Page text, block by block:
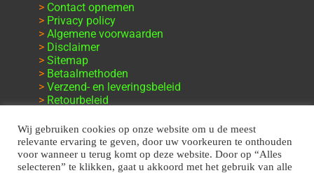
> Contact opnemen
> Privacy policy
> Algemene voorwaarden
> Disclaimer
> Sitemap
> Betaalmethoden
> Verzend- en leveringsbeleid
> Retourbeleid
Wij gebruiken cookies op onze website om u de meest
relevante ervaring te geven, door uw voorkeuren te onthouden
voor wanneer u terug komt op deze website. Door op “Alles
selecteren” te klikken, gaat u akkoord met het gebruik van alle